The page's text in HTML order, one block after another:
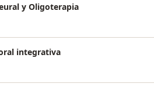
y Oligoterapia
integrativa